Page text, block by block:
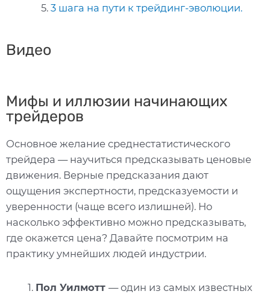
3 шага на пути к трейдинг-эволюции.
Видео
Мифы и иллюзии начинающих
трейдеров
Основное желание среднестатистического
трейдера — научиться предсказывать ценовые
движения. Верные предсказания дают
ощущения экспертности, предсказуемости и
уверенности (чаще всего излишней). Но
насколько эффективно можно предсказывать,
где окажется цена? Давайте посмотрим на
практику умнейших людей индустрии.
Пол Уилмотт— один из самых известных